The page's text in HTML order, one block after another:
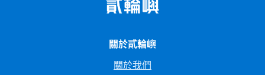
關於貳輪嶼
關於我們